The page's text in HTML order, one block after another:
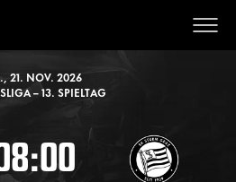
21. NOV. 2026
– 13. SPIELTAG